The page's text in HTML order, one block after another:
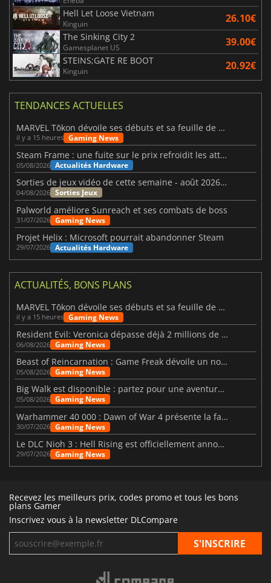
Hell Let Loose Vietnam
Kinguin 26.10€
The Sinking City 2
Gamesplanet US 39.00€
STEINS;GATE RE BOOT
Kinguin 20.92€
TENDANCES ACTUELLES
MARVEL Tōkon dévoile ses débuts et sa feuille de route
il y a 15 heures Gaming News
Steam Frame : une fuite sur le prix refroidit les attentes VR
05/08/2026 Actualités Hardware
Sorties de jeux vidéo de cette semaine - août 2026 (semaine 32)
04/08/2026 Sorties Jeux
Palworld améliore Sunreach et ses combats de boss
31/07/2026 Gaming News
Projet Helix : Microsoft pourrait abandonner Steam
29/07/2026 Actualités Hardware
ACTUALITÉS, BONS PLANS
MARVEL Tōkon dévoile ses débuts et sa feuille de route
il y a 15 heures Gaming News
Resident Evil: Veronica dépasse déjà 2 millions de wishlists
06/08/2026 Gaming News
Beast of Reincarnation : Game Freak dévoile un nouveau pari
05/08/2026 Gaming News
Big Walk est disponible : partez pour une aventure entre amis
05/08/2026 Gaming News
Warhammer 40 000 : Dawn of War 4 présente la faction des Nécrons
30/07/2026 Gaming News
Le DLC Nioh 3 : Hell Rising est officiellement annoncé
29/07/2026 Gaming News
Recevez les meilleurs prix, codes promo et tous les bons
plans Gamer
Inscrivez vous à la newsletter DLCompare